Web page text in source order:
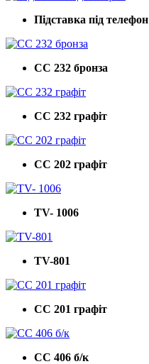
Підставка під телефон
СС 232 бронза
СС 232 графіт
СС 202 графіт
ТV- 1006
ТV-801
СС 201 графіт
СС 406 б/к